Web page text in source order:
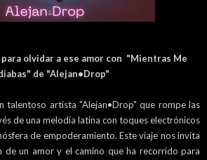
olvidar a ese amor con "Mientras Me
de "Alejan•Drop"
talentoso artista "Alejan•Drop" que rompe las
de una melodía latina con toques electrónicos
de empoderamiento. Este viaje nos invita
de un amor y el camino que ha recorrido para